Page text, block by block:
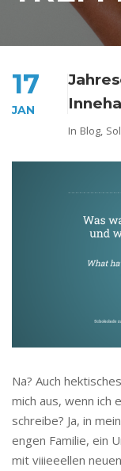
17
JAN
In Blog,
Na? Auch
mich aus, wenn ich
schreibe? Ja, in
engen Familie, ein
mit viiieeellen